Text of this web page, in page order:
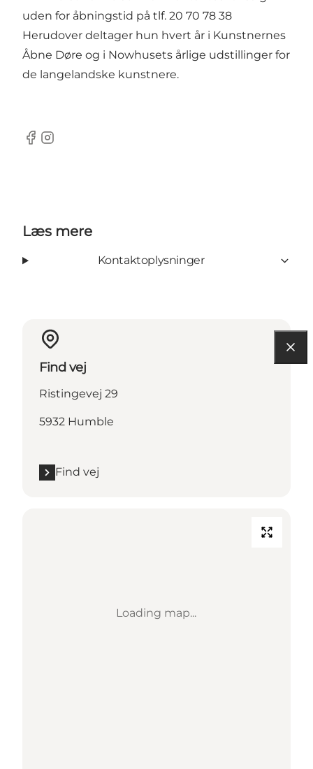
uden for åbningstid på tlf. 20 70 78 38
Herudover deltager hun hvert år i Kunstnernes
Åbne Døre og i Nowhusets årlige udstillinger for
de langelandske kunstnere.
Facebook
Instagram
Læs mere
Kontaktoplysninger
Find vej
Ristingevej 29
5932 Humble
Find vej
Loading map...